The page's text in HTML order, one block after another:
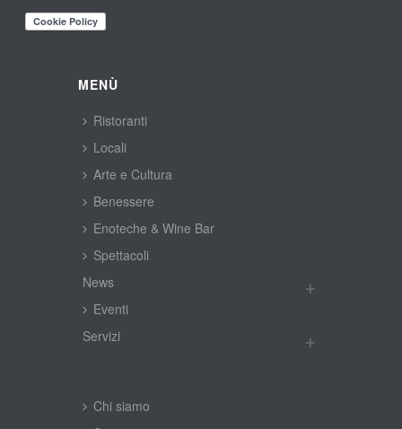
MENÙ
Ristoranti
Locali
Arte e Cultura
Benessere
Enoteche & Wine Bar
Spettacoli
New
Eventi
Servizi
Chi siamo